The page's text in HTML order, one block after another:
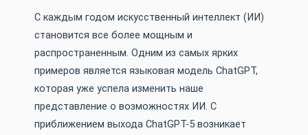
С каждым годом искусственный интеллект (ИИ)
становится все более мощным и
распространенным. Одним из самых ярких
примеров является языковая модель ChatGPT,
которая уже успела изменить наше
представление о возможностях ИИ. С
приближением выхода ChatGPT-5 возникает